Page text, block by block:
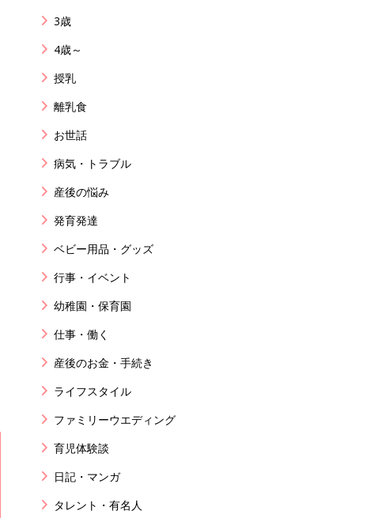
3歳
4歳～
授乳
離乳食
お世話
病気・トラブル
産後の悩み
発育発達
ベビー用品・グッズ
行事・イベント
幼稚園・保育園
仕事・働く
産後のお金・手続き
ライフスタイル
ファミリーウエディング
育児体験談
日記・マンガ
タレント・有名人